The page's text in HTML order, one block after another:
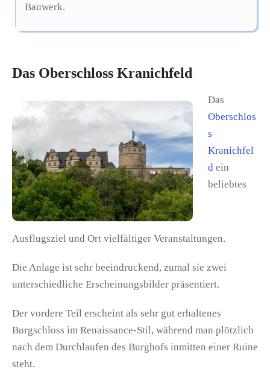
Bauwerk.
Das Oberschloss Kranichfeld
Das
Oberschlos
s
Kranichfel
d ein
beliebtes
Ausflugsziel und Ort vielfältiger Veranstaltungen.
Die Anlage ist sehr beeindruckend, zumal sie zwei
unterschiedliche Erscheinungsbilder präsentiert.
Der vordere Teil erscheint als sehr gut erhaltenes
Burgschloss im Renaissance-Stil, während man plötzlich
nach dem Durchlaufen des Burghofs inmitten einer Ruine
steht.